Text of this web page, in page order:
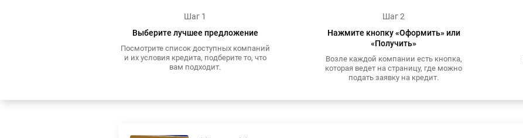
Шаг 1
Выберите лучшее предложение
Посмотрите список доступных компаний
и их условия кредита, подберите то, что
вам подходит.
Шаг 2
Нажмите кнопку «Оформить» или
«Получить»
Возле каждой компании есть кнопка,
которая ведет на страницу, где можно
подать заявку на кредит.